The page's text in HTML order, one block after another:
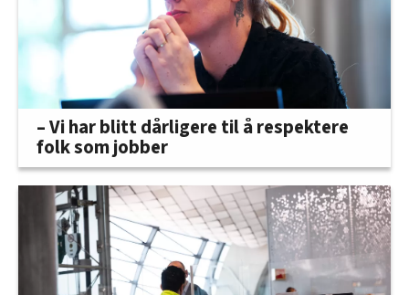
– Vi har blitt dårligere til å respektere
folk som jobber